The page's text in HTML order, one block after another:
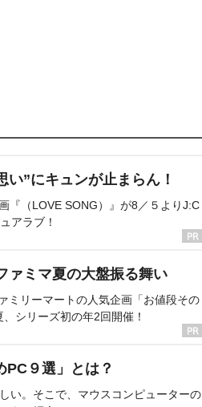
”にキュンが止まらん！
『（LOVE SONG）』が8／５よりJ:C
アラブ！
ァミマ夏の大盤振る舞い
ミリーマートの人気企画「お値段その
シリーズ初の年2回開催！
PC９選」とは？
い。そこで、マウスコンピューターの